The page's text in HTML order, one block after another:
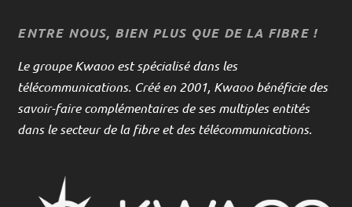
ENTRE NOUS, BIEN PLUS QUE DE LA FIBRE !
Le groupe Kwaoo est spécialisé dans les
télécommunications. Créé en 2001, Kwaoo bénéficie des
savoir-faire complémentaires de ses multiples entités
dans le secteur de la fibre et des télécommunications.